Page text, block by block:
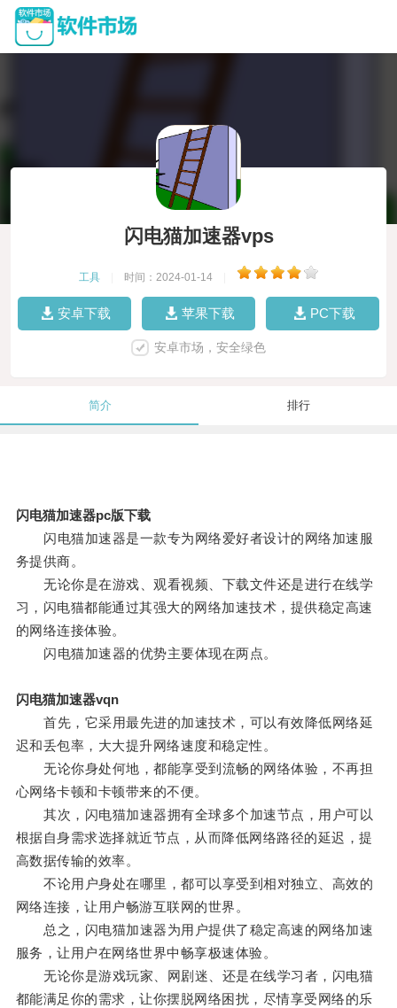
闪电猫加速器vps
工具 时间：2024-01-14
安卓下载 苹果下载 PC下载
安卓市场，安全绿色
简介 排行
闪电猫加速器pc版下载
闪电猫加速器是一款专为网络爱好者设计的网络加速服
务提供商。
无论你是在游戏、观看视频、下载文件还是进行在线学
习，闪电猫都能通过其强大的网络加速技术，提供稳定高速
的网络连接体验。
闪电猫加速器的优势主要体现在两点。
闪电猫加速器vqn
首先，它采用最先进的加速技术，可以有效降低网络延
迟和丢包率，大大提升网络速度和稳定性。
无论你身处何地，都能享受到流畅的网络体验，不再担
心网络卡顿和卡顿带来的不便。
其次，闪电猫加速器拥有全球多个加速节点，用户可以
根据自身需求选择就近节点，从而降低网络路径的延迟，提
高数据传输的效率。
不论用户身处在哪里，都可以享受到相对独立、高效的
网络连接，让用户畅游互联网的世界。
总之，闪电猫加速器为用户提供了稳定高速的网络加速
服务，让用户在网络世界中畅享极速体验。
无论你是游戏玩家、网剧迷、还是在线学习者，闪电猫
都能满足你的需求，让你摆脱网络困扰，尽情享受网络的乐